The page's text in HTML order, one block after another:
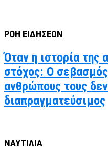
ΡΟΗ ΕΙΔΗΣΕΩΝ
Όταν η ιστορία της
στόχος: Ο
ανθρώπους τους δεν
διαπραγματεύσιμος
ΝΑΥΤΙΛΙΑ